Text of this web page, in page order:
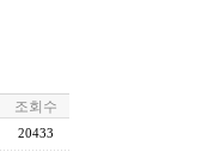
조회수
20433